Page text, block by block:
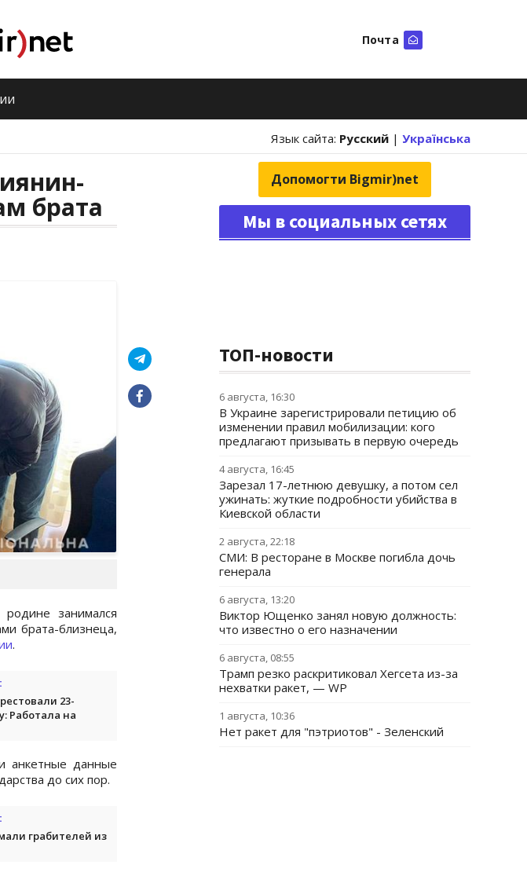
Почта
Язык сайта: Русский | Українська
брата
занимался
брата-близнеца,
.
23-
Работала на
анкетные данные
до сих пор.
грабителей из
Допомогти Bigmir)net
Мы в социальных сетях
ТОП-новости
6 августа, 16:30
В Украине зарегистрировали петицию об
изменении правил мобилизации: кого
предлагают призывать в первую очередь
4 августа, 16:45
Зарезал 17-летнюю девушку, а потом сел
ужинать: жуткие подробности убийства в
Киевской области
2 августа, 22:18
СМИ: В ресторане в Москве погибла дочь
генерала
6 августа, 13:20
Виктор Ющенко занял новую должность:
что известно о его назначении
6 августа, 08:55
Трамп резко раскритиковал Хегсета из-за
нехватки ракет, — WP
1 августа, 10:36
Нет ракет для "пэтриотов" - Зеленский